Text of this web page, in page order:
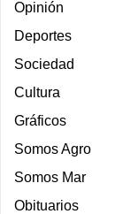
Opinión
Deportes
Sociedad
Cultura
Gráficos
Somos Agro
Somos Mar
Obituarios